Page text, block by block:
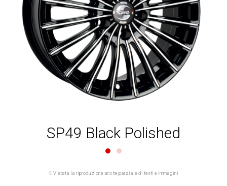
SP49 Black Polished
® Vietata la riproduzione anche parziale di testi e immagini